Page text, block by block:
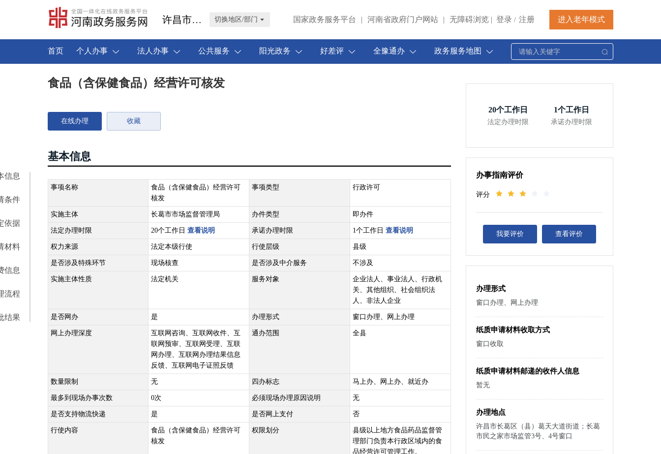
许昌市长葛市 切换地区/部门 国家政务服务平台 | 河南省政府门户网站 | 无障碍浏览 | 登录 / 注册 进入老年模式
首页 个人办事 法人办事 公共服务 阳光政务 好差评 全豫通办 政务服务地图
信息
条件
依据
材料
信息
流程
结果
食品（含保健食品）经营许可核发
在线办理 收藏
基本信息
事项名称
食品（含保健食品）经营许可
核发
事项类型 行政许可
实施主体 长葛市市场监督管理局 办件类型 即办件
法定办理时限 20个工作日 查看说明 承诺办理时限 1个工作日 查看说明
权力来源 法定本级行使 行使层级 县级
是否涉及特殊环节 现场核查 是否涉及中介服务 不涉及
实施主体性质 法定机关 服务对象
企业法人、事业法人、行政机
关、其他组织、社会组织法
人、非法人企业
是否网办 是 办理形式 窗口办理、网上办理
网上办理深度
互联网咨询、互联网收件、互
联网预审、互联网受理、互联
网办理、互联网办理结果信息
反馈、互联网电子证照反馈
通办范围 全县
数量限制 无 四办标志 马上办、网上办、就近办
最多到现场办事次数 0次 必须现场办理原因说明 无
是否支持物流快递 是 是否网上支付 否
行使内容
食品（含保健食品）经营许可
核发
权限划分
县级以上地方食品药品监督管
理部门负责本行政区域内的食
品经营许可管理工作。
20个工作日
法定办理时限
1个工作日
承诺办理时限
办事指南评价
评分
我要评价 查看评价
办理形式
窗口办理、网上办理
纸质申请材料收取方式
窗口收取
纸质申请材料邮递的收件人信息
暂无
办理地点
许昌市长葛区（县）葛天大道街道；长葛
市民之家市场监管3号、4号窗口